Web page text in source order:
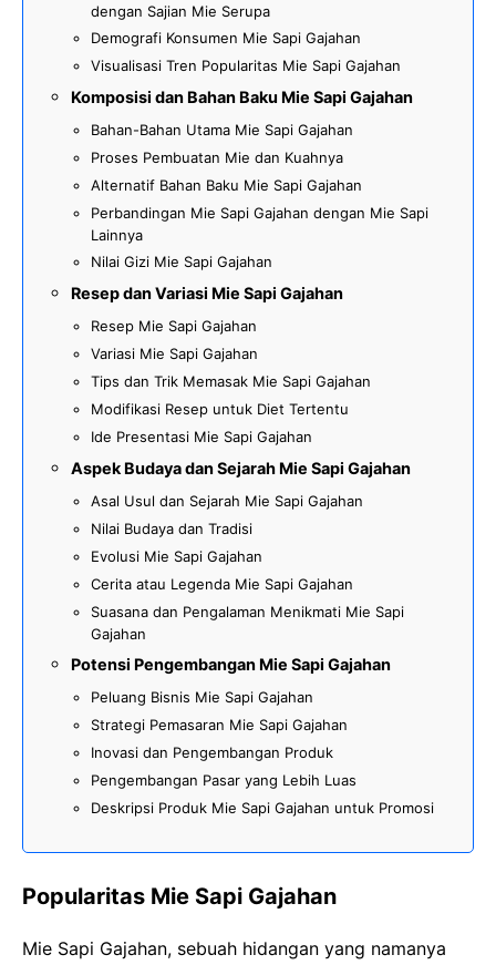
dengan Sajian Mie Serupa
Demografi Konsumen Mie Sapi Gajahan
Visualisasi Tren Popularitas Mie Sapi Gajahan
Komposisi dan Bahan Baku Mie Sapi Gajahan
Bahan-Bahan Utama Mie Sapi Gajahan
Proses Pembuatan Mie dan Kuahnya
Alternatif Bahan Baku Mie Sapi Gajahan
Perbandingan Mie Sapi Gajahan dengan Mie Sapi
Lainnya
Nilai Gizi Mie Sapi Gajahan
Resep dan Variasi Mie Sapi Gajahan
Resep Mie Sapi Gajahan
Variasi Mie Sapi Gajahan
Tips dan Trik Memasak Mie Sapi Gajahan
Modifikasi Resep untuk Diet Tertentu
Ide Presentasi Mie Sapi Gajahan
Aspek Budaya dan Sejarah Mie Sapi Gajahan
Asal Usul dan Sejarah Mie Sapi Gajahan
Nilai Budaya dan Tradisi
Evolusi Mie Sapi Gajahan
Cerita atau Legenda Mie Sapi Gajahan
Suasana dan Pengalaman Menikmati Mie Sapi
Gajahan
Potensi Pengembangan Mie Sapi Gajahan
Peluang Bisnis Mie Sapi Gajahan
Strategi Pemasaran Mie Sapi Gajahan
Inovasi dan Pengembangan Produk
Pengembangan Pasar yang Lebih Luas
Deskripsi Produk Mie Sapi Gajahan untuk Promosi
Popularitas Mie Sapi Gajahan
Mie Sapi Gajahan, sebuah hidangan yang namanya